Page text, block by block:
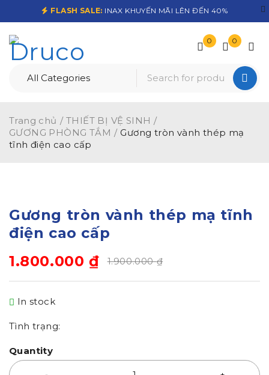
FLASH SALE: INAX KHUYẾN MÃI LÊN ĐẾN 40%
0 0
Trang chủ / THIẾT BỊ VỆ SINH /
GƯƠNG PHÒNG TẮM / Gương tròn vành thép mạ
tĩnh điện cao cấp
Gương tròn vành thép mạ tĩnh
điện cao cấp
1.900.000₫
1.800.000 ₫
In stock
Tình trạng:
Quantity